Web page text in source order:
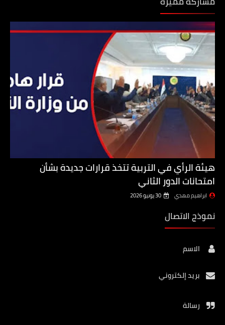
هيئة الرأي في التربية تتخذ قرارات جديدة بشأن
امتحانات الدور الثاني
ابراهيم مهدي 30 يونيو 2026
نموذج الاتصال
الاسم
بريد إلكتروني
رسالة